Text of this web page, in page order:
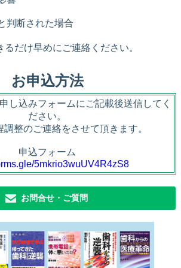
判断された場合
だけ早めにご連絡ください。
お申込方法
し込みフォームにご記載後送信してく
ださい。
整のご連絡をさせて頂きます。
申込フォーム
5mkrio3wuUV4R4zS8
お問合せ・ご質問